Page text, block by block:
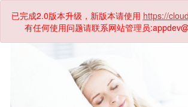
已完成2.0版本升级，新版本请使用 https://
有任何使用问题请联系网站管理员